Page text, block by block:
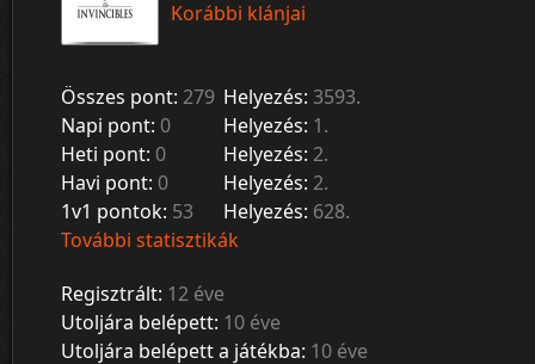
Korábbi klánjai
Összes pont: 279 Helyezés: 3593.
Napi pont: 0 Helyezés: 1.
Heti pont: 0 Helyezés: 2.
Havi pont: 0 Helyezés: 2.
1v1 pontok: 53 Helyezés: 628.
További statisztikák
Regisztrált: 12 éve
Utoljára belépett: 10 éve
Utoljára belépett a játékba: 10 éve